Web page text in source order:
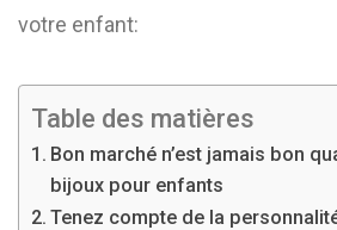
votre enfant:
Table des matières
Bon marché n’est jamais bon
bijoux pour enfants
Tenez compte de la